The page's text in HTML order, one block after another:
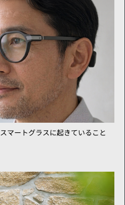
マートグラスに起きていること